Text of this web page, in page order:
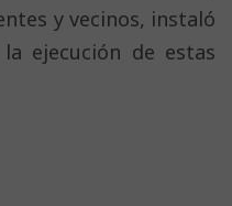
y vecinos, instaló
ejecución de estas